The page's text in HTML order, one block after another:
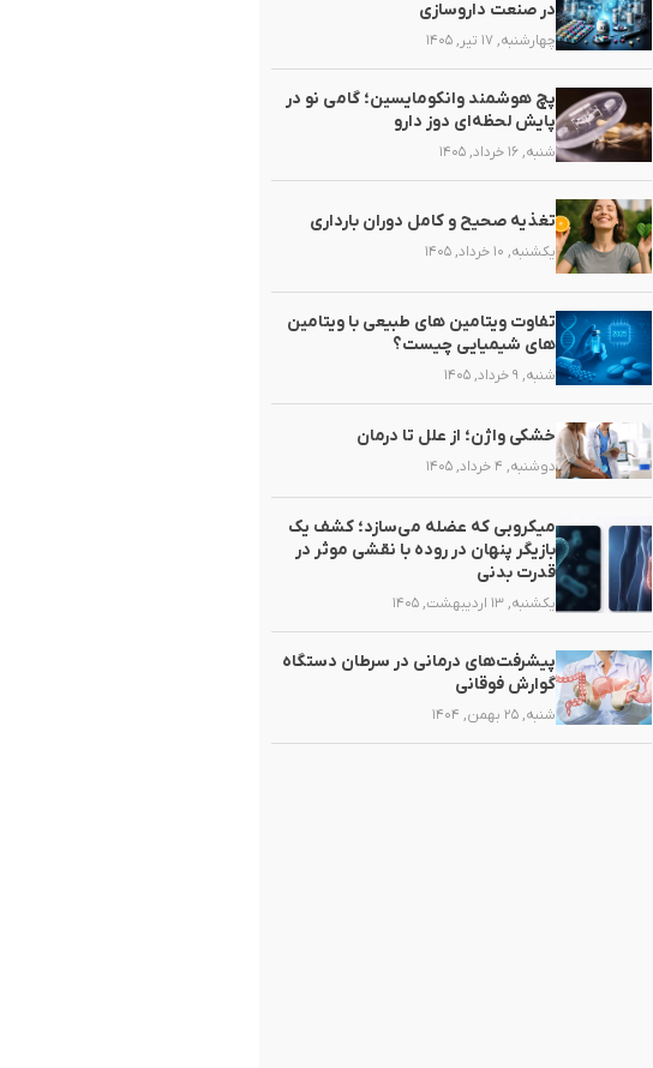
در صنعت داروسازی
چهارشنبه, ۱۷ تیر, ۱۴۰۵
پچ هوشمند وانکومایسین؛ گامی نو در
پایش لحظه‌ای دوز دارو
شنبه, ۱۶ خرداد, ۱۴۰۵
تغذیه صحیح و کامل دوران بارداری
یکشنبه, ۱۰ خرداد, ۱۴۰۵
تفاوت ویتامین های طبیعی با ویتامین
های شیمیایی چیست؟
شنبه, ۹ خرداد, ۱۴۰۵
خشکی واژن؛ از علل تا درمان
دوشنبه, ۴ خرداد, ۱۴۰۵
میکروبی که عضله می‌سازد؛ کشف یک
بازیگر پنهان در روده با نقشی موثر در
قدرت بدنی
یکشنبه, ۱۳ اردیبهشت, ۱۴۰۵
پیشرفت‌های درمانی در سرطان دستگاه
گوارش فوقانی
شنبه, ۲۵ بهمن, ۱۴۰۴